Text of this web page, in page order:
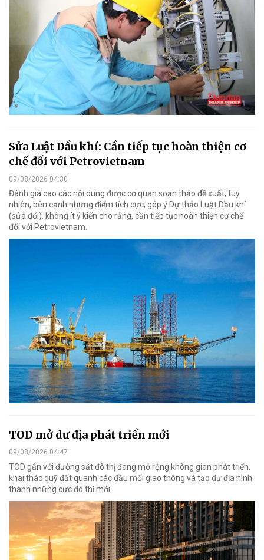
Sửa Luật Dầu khí: Cần tiếp tục hoàn thiện cơ
chế đối với Petrovietnam
09/08/2026 04:30
Đánh giá cao các nội dung được cơ quan soạn thảo đề xuất, tuy
nhiên, bên cạnh những điểm tích cực, góp ý Dự thảo Luật Dầu khí
(sửa đổi), không ít ý kiến cho rằng, cần tiếp tục hoàn thiện cơ chế
đối với Petrovietnam.
TOD mở dư địa phát triển mới
09/08/2026 04:47
TOD gắn với đường sắt đô thị đang mở rộng không gian phát triển,
khai thác quỹ đất quanh các đầu mối giao thông và tạo dư địa hình
thành những cực đô thị mới.